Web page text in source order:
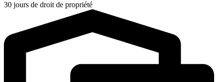
30 jours de droit de propriété